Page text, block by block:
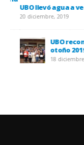
UBO llevó agua a
20 diciembre, 2019
UBO
otoño 2019
18 diciembre,